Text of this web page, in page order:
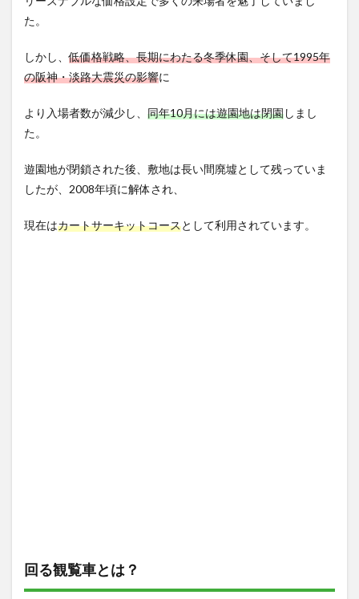
た。
しかし、低価格戦略、長期にわたる冬季休園、そして1995年
の阪神・淡路大震災の影響に
より入場者数が減少し、 同年10月には遊園地は閉園しまし
た。
遊園地が閉鎖された後、敷地は長い間廃墟として残っていま
したが、2008年頃に解体され、
現在はカートサーキットコースとして利用されています。
回る観覧車とは？